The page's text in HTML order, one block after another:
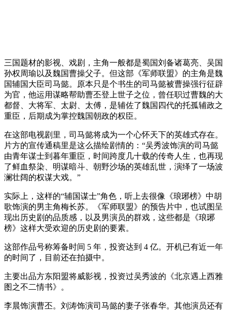
三国题材的影视、戏剧，主角一般都是蜀国刘备诸葛亮、吴国
孙权周瑜以及魏国曹操父子。但这部《军师联盟》的主角是魏
国辅国大臣司马懿。原本只是个书生的司马懿被曹操强行征辟
为官，他运用谋略帮助曹丕登上世子之位，曾任职过曹魏的大
都督、大将军、太尉、太傅，是辅佐了魏国四代的托孤辅政之
重臣，后期成为掌控魏国朝政的权臣。
在这部电视剧里，司马懿将成为一个心怀天下的英雄式存在。
片方的宣传通稿里是这么描绘剧情的：“吴秀波饰演的司马懿
由青年谋士到暮年重臣，时间跨度几十载的传奇人生，也再现
了鲜血祭染、明谋暗斗、朝野沙场的英雄乱世，演绎了一场波
澜壮阔的权谋大戏。”
实际上，这样的“辅国谋士”角色，听上去很像《琅琊榜》中胡
歌饰演的男主角梅长苏。《军师联盟》的预告片中，也试图呈
现出历史剧的品质感，以及男演员的群戏，这些都是《琅琊
榜》这样大受欢迎的历史剧的要素。
这部作品号称筹备时间 5 年，投资达到 4 亿。开机已有近一年
的时间了，目前还在拍摄中。
主要出品方东阳盟将威影视，投资过吴秀波的《北京遇上西雅
图之不二情书》。
李晨饰演曹丕。刘涛饰演司马懿的妻子张春华。其他演员还有